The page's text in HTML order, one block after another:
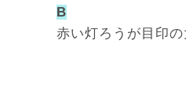
B
赤い灯ろうが目印